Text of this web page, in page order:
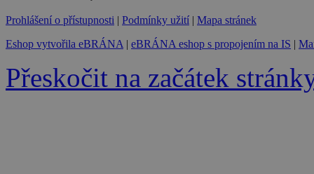
Prohlášení o přístupnosti | Podmínky užití | Mapa stránek
Eshop vytvořila eBRÁNA | eBRÁNA eshop s propojením na IS |
Přeskočit na začátek